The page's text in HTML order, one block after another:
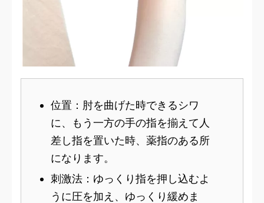
位置：肘を曲げた時できるシワ
に、もう一方の手の指を揃えて人
差し指を置いた時、薬指のある所
になります。
刺激法：ゆっくり指を押し込むよ
うに圧を加え、ゆっくり緩めま